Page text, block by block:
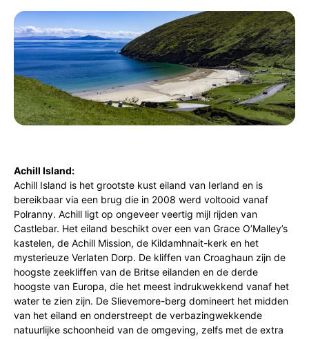
Achill Island:
Achill Island is het grootste kust eiland van Ierland en is
bereikbaar via een brug die in 2008 werd voltooid vanaf
Polranny. Achill ligt op ongeveer veertig mijl rijden van
Castlebar. Het eiland beschikt over een van Grace O’Malley’s
kastelen, de Achill Mission, de Kildamhnait-kerk en het
mysterieuze Verlaten Dorp. De kliffen van Croaghaun zijn de
hoogste zeekliffen van de Britse eilanden en de derde
hoogste van Europa, die het meest indrukwekkend vanaf het
water te zien zijn. De Slievemore-berg domineert het midden
van het eiland en onderstreept de verbazingwekkende
natuurlijke schoonheid van de omgeving, zelfs met de extra